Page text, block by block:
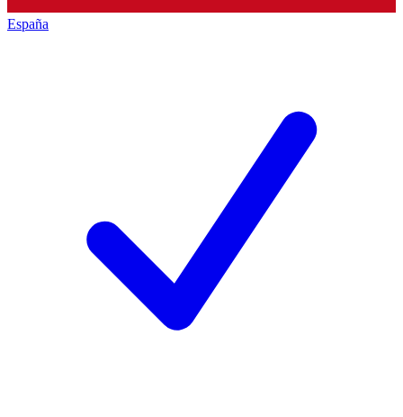
España